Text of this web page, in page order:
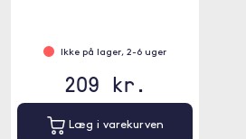
Ikke på lager, 2-6 uger
209 kr.
Læg i varekurven